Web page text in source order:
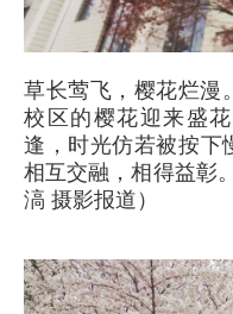
草长莺飞，樱花烂漫
校区的樱花迎来盛
逢，时光仿若被按下
相互交融，相得益彰
滈 摄影报道）